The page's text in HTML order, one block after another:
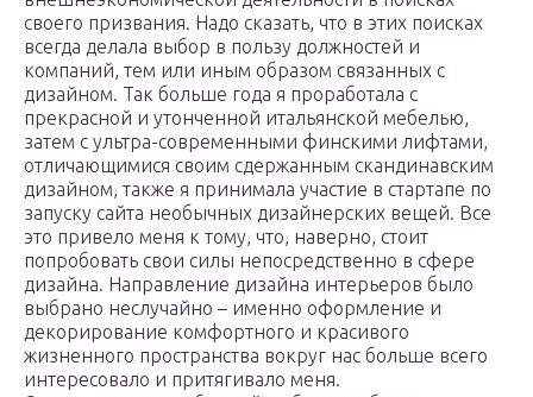
своего призвания. Надо сказать, что в этих поисках
всегда делала выбор в пользу должностей и
компаний, тем или иным образом связанных с
дизайном. Так больше года я проработала с
прекрасной и утонченной итальянской мебелью,
затем с ультра-современными финскими лифтами,
отличающимися своим сдержанным скандинавским
дизайном, также я принимала участие в стартапе по
запуску сайта необычных дизайнерских вещей. Все
это привело меня к тому, что, наверно, стоит
попробовать свои силы непосредственно в сфере
дизайна. Направление дизайна интерьеров было
выбрано неслучайно – именно оформление и
декорирование комфортного и красивого
жизненного пространства вокруг нас больше всего
интересовало и притягивало меня.